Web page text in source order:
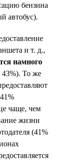
бензина
автобус).
и т. д.,
намного
43%). То же
чаще, чем
жизни
(41%